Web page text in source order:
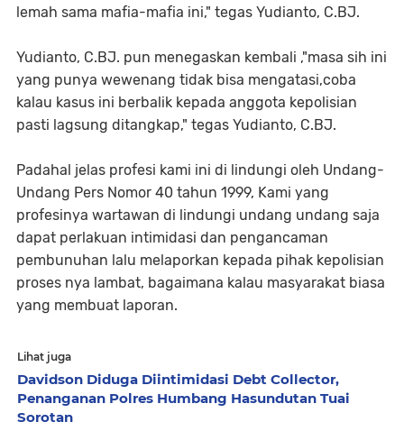
lemah sama mafia-mafia ini," tegas Yudianto, C.BJ.
Yudianto, C.BJ. pun menegaskan kembali ,"masa sih ini
yang punya wewenang tidak bisa mengatasi,coba
kalau kasus ini berbalik kepada anggota kepolisian
pasti lagsung ditangkap," tegas Yudianto, C.BJ.
Padahal jelas profesi kami ini di lindungi oleh Undang-
Undang Pers Nomor 40 tahun 1999, Kami yang
profesinya wartawan di lindungi undang undang saja
dapat perlakuan intimidasi dan pengancaman
pembunuhan lalu melaporkan kepada pihak kepolisian
proses nya lambat, bagaimana kalau masyarakat biasa
yang membuat laporan.
Lihat juga
Davidson Diduga Diintimidasi Debt Collector,
Penanganan Polres Humbang Hasundutan Tuai
Sorotan